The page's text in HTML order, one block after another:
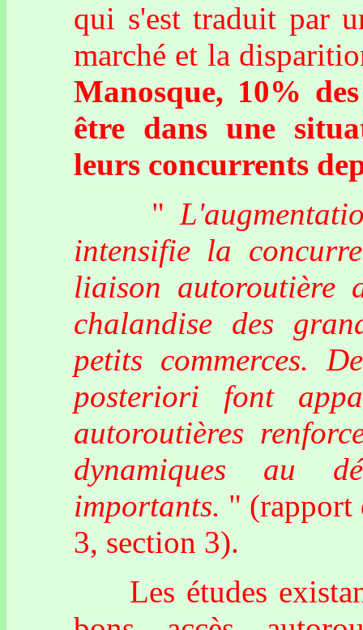
qui s'est traduit par
marché et la
Manosque, 10%
être dans une
leurs concurrents
"
intensifie la
liaison autoroutière
chalandise des
petits commerces.
posteriori font
autoroutières
dynamiques au
importants. " (rapport
3, section 3).
Les études